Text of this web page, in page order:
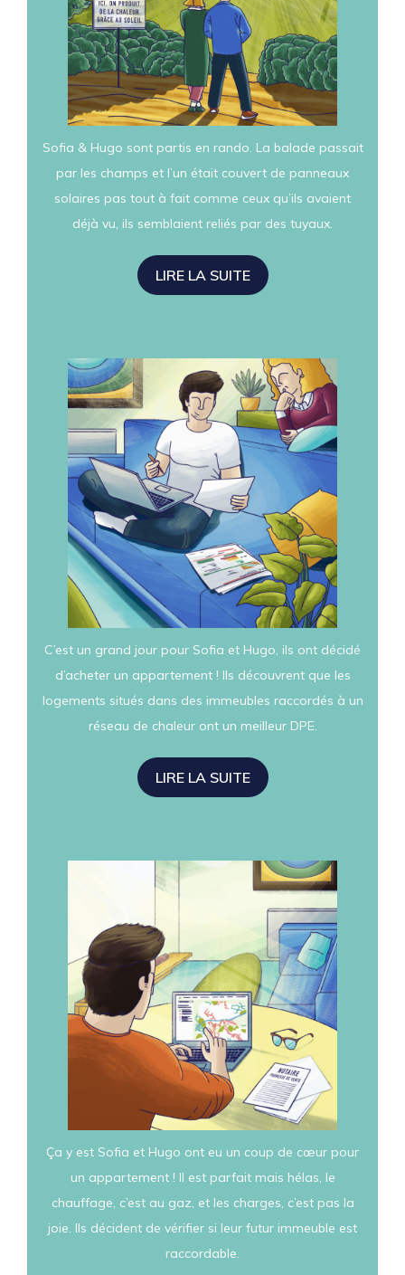
Sofia & Hugo sont partis en rando. La balade passait
par les champs et l’un était couvert de panneaux
solaires pas tout à fait comme ceux qu’ils avaient
déjà vu, ils semblaient reliés par des tuyaux.
LIRE LA SUITE
C’est un grand jour pour Sofia et Hugo, ils ont décidé
d’acheter un appartement ! Ils découvrent que les
logements situés dans des immeubles raccordés à un
réseau de chaleur ont un meilleur DPE.
LIRE LA SUITE
Ça y est Sofia et Hugo ont eu un coup de cœur pour
un appartement ! Il est parfait mais hélas, le
chauffage, c’est au gaz, et les charges, c’est pas la
joie. Ils décident de vérifier si leur futur immeuble est
raccordable.